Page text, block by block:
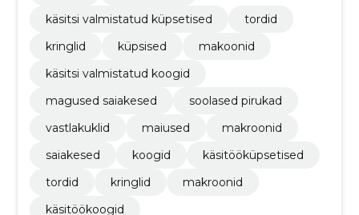
käsitsi valmistatud küpsetised
tordid
kringlid
küpsised
makoonid
käsitsi valmistatud koogid
magused saiakesed
soolased pirukad
vastlakuklid
maiused
makroonid
saiakesed
koogid
käsitööküpsetised
tordid
kringlid
makroonid
käsitöökoogid